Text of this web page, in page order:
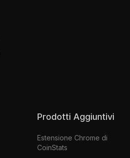
Prodotti Aggiuntivi
Estensione Chrome di
CoinStats